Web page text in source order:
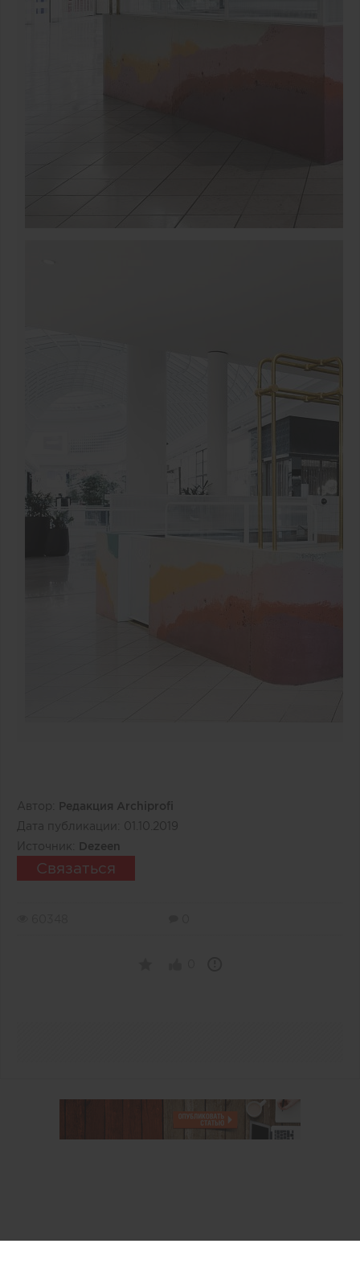
Автор:
Редакция Archiprofi
Дата публикации: 01.10.2019
Источник:
Dezeen
Связаться